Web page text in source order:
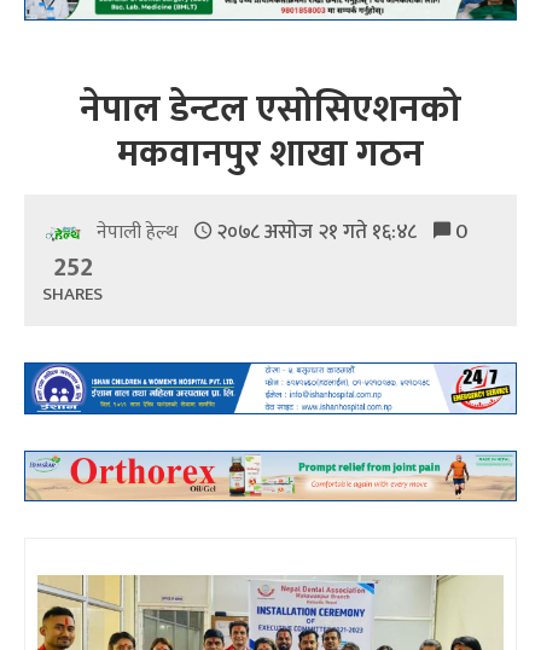
नेपाल डेन्टल एसोसिएशनको
मकवानपुर शाखा गठन
नेपाली हेल्थ २०७८ असोज २१ गते १६:४८ 0
252
SHARES